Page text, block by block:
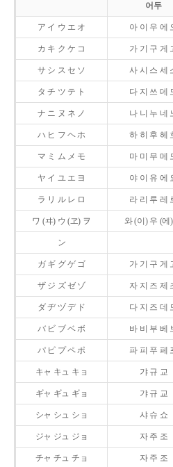
어두
ア イ ウ エ オ 아 이 우 에
カ キ ク ケ コ 가 기 구 게
サ シ ス セ ソ 사 시 스 세
タ チ ツ テ ト 다 지 쓰 데
ナ ニ ヌ ネ ノ 나 니 누 네
ハ ヒ フ ヘ ホ 하 히 후 헤
マ ミ ム メ モ 마 미 무 메
ヤ イ ユ エ ヨ 야 이 유 에
ラ リ ル レ ロ 라 리 루 레
ワ (ヰ) ウ (ヱ) ヲ 와 (이) 우 (에
ン
ガ ギ グ ゲ ゴ 가 기 구 게
ザ ジ ズ ゼ ゾ 자 지 즈 제
ダ ヂ ヅ デ ド 다 지 즈 데
バ ビ ブ ベ ボ 바 비 부 베
パ ピ プ ペ ポ 파 피 푸 페
キャ キュ キョ 갸 규 교
ギャ ギュ ギョ 갸 규 교
シャ シュ ショ 샤 슈 쇼
ジャ ジュ ジョ 자 주 조
チャ チュ チョ 자 주 조